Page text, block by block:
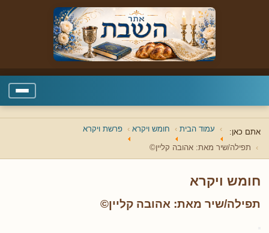
אתם כאן: עמוד הבית חומש ויקרא פרשת ויקרא
תפילה/שיר מאת: אהובה קליין©
חומש ויקרא
תפילה/שיר מאת: אהובה קליין©